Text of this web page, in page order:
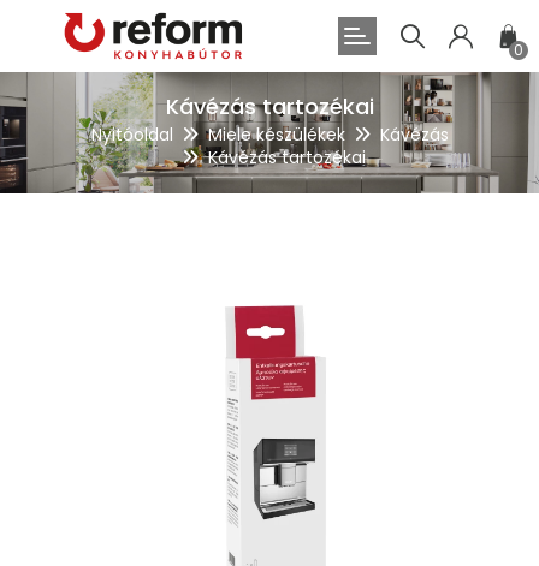
0
Kávézás tartozékai
Nyitóoldal Miele készülékek
Kávézás
Kávézás tartozékai